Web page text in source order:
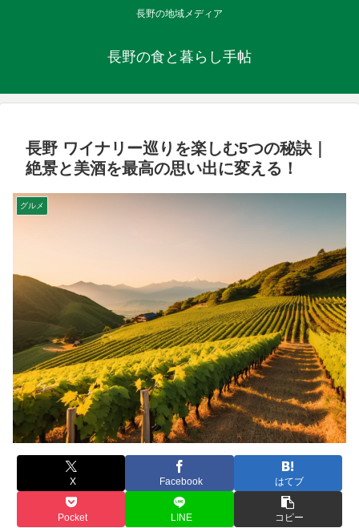
長野の地域メディア
長野の食と暮らし手帖
長野 ワイナリー巡りを楽しむ5つの秘訣｜
絶景と美酒を最高の思い出に変える！
グルメ
X Facebook はてブ
Pocket LINE コピー